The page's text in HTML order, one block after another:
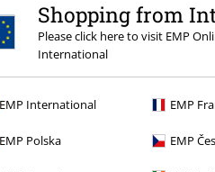
Shopping from
Please click here to visit EMP
International
EMP International EMP
EMP Polska EMP
Nabídky